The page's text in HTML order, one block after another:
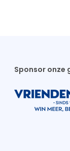
Sponsor onze